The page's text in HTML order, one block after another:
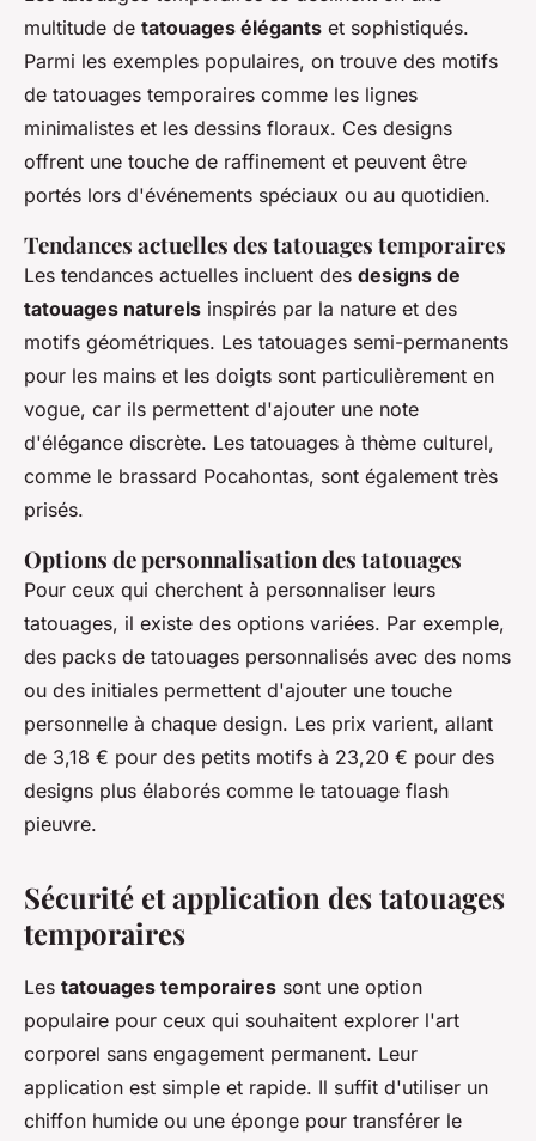
multitude de tatouages élégants et sophistiqués.
Parmi les exemples populaires, on trouve des motifs
de tatouages temporaires comme les lignes
minimalistes et les dessins floraux. Ces designs
offrent une touche de raffinement et peuvent être
portés lors d'événements spéciaux ou au quotidien.
Tendances actuelles des tatouages temporaires
Les tendances actuelles incluent des designs de
tatouages naturels inspirés par la nature et des
motifs géométriques. Les tatouages semi-permanents
pour les mains et les doigts sont particulièrement en
vogue, car ils permettent d'ajouter une note
d'élégance discrète. Les tatouages à thème culturel,
comme le brassard Pocahontas, sont également très
prisés.
Options de personnalisation des tatouages
Pour ceux qui cherchent à personnaliser leurs
tatouages, il existe des options variées. Par exemple,
des packs de tatouages personnalisés avec des noms
ou des initiales permettent d'ajouter une touche
personnelle à chaque design. Les prix varient, allant
de 3,18 € pour des petits motifs à 23,20 € pour des
designs plus élaborés comme le tatouage flash
pieuvre.
Sécurité et application des tatouages
temporaires
Les tatouages temporaires sont une option
populaire pour ceux qui souhaitent explorer l'art
corporel sans engagement permanent. Leur
application est simple et rapide. Il suffit d'utiliser un
chiffon humide ou une éponge pour transférer le